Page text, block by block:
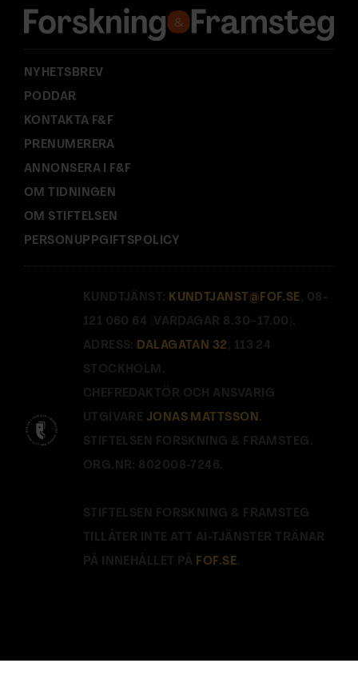
s
:
NYHETSBREV
PODDAR
KONTAKTA F&F
PRENUMERERA
ANNONSERA I F&F
OM TIDNINGEN
OM STIFTELSEN
PERSONUPPGIFTSPOLICY
KUNDTJÄNST: KUNDTJANST@FOF.SE , 08-
121 060 64 (VARDAGAR 8.30–17.00).
ADRESS: DALAGATAN 32 , 113 24
STOCKHOLM.
CHEFREDAKTÖR OCH ANSVARIG
UTGIVARE JONAS MATTSSON .
STIFTELSEN FORSKNING & FRAMSTEG.
ORG.NR: 802008-7246.
STIFTELSEN FORSKNING & FRAMSTEG
TILLÅTER INTE ATT AI-TJÄNSTER TRÄNAR
PÅ INNEHÅLLET PÅ FOF.SE.